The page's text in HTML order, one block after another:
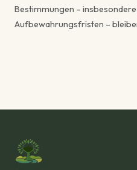
Bestimmungen –
Aufbewahrungsfristen –